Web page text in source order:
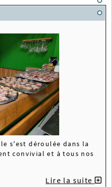
s'est déroulée dans la
convivial et à tous nos
Lire la suite